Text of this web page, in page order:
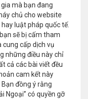
mà bạn đang
chủ cho website
luật pháp quốc tế.
sẽ bị cấm tham
cấp dịch vụ
những điều này chỉ
cả các bài viết đều
cam kết này
đồng ý rằng
Ngoại” có quyền gỡ